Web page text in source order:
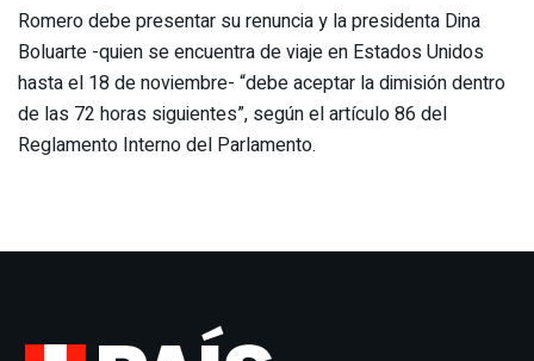
Romero debe presentar su renuncia y la presidenta Dina
Boluarte -quien se encuentra de viaje en Estados Unidos
hasta el 18 de noviembre- “debe aceptar la dimisión dentro
de las 72 horas siguientes”, según el artículo 86 del
Reglamento Interno del Parlamento.